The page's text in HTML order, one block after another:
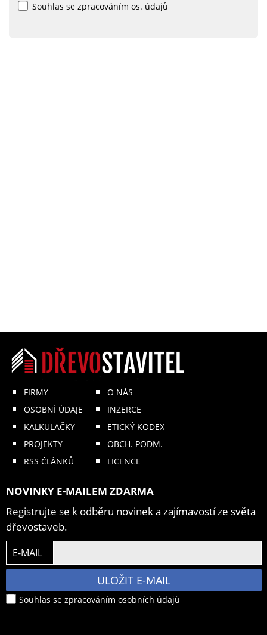
Souhlas se zpracováním os. údajů
FIRMY
OSOBNÍ ÚDAJE
KALKULAČKY
PROJEKTY
RSS ČLÁNKŮ
O NÁS
INZERCE
ETICKÝ KODEX
OBCH. PODM.
LICENCE
NOVINKY E-MAILEM ZDARMA
Registrujte se k odběru novinek a zajímavostí ze světa
dřevostaveb.
E-MAIL
ULOŽIT E-MAIL
Souhlas se zpracováním osobních údajů